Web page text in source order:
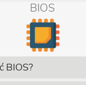
BIOS
BIOS?